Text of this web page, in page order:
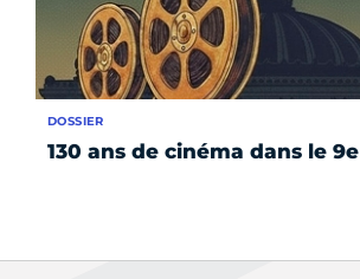
130 ans de cinéma dans le 9e
DOSSIER